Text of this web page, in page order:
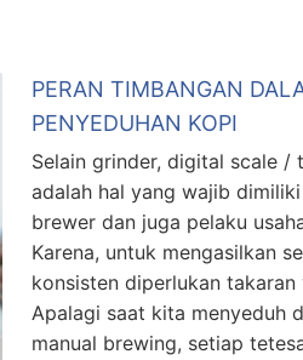
PERAN TIMBANGAN
PENYEDUHAN KOPI
Selain grinder, digital scale /
adalah hal yang wajib
brewer dan juga pelaku
Karena, untuk mengasilkan
konsisten diperlukan takaran
Apalagi saat kita menyeduh
manual brewing, setiap